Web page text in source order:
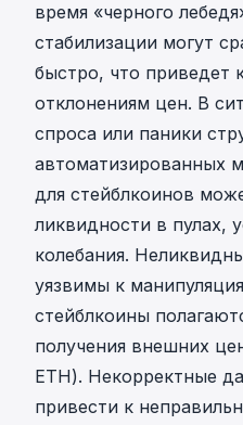
время «черного
стабилизации могут
быстро, что приведет
отклонениям цен. В
спроса или паники
автоматизированных
для стейблкоинов
ликвидности в пулах,
колебания.
уязвимы к
стейблкоины
получения внешних
ETH). Некорректные
привести к